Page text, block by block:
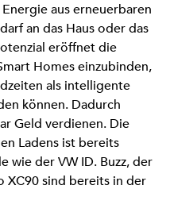
aus erneuerbaren
an das Haus oder das
eröffnet die
Homes einzubinden,
als intelligente
können. Dadurch
Geld verdienen. Die
Ladens ist bereits
wie der VW ID. Buzz, der
XC90 sind bereits in der